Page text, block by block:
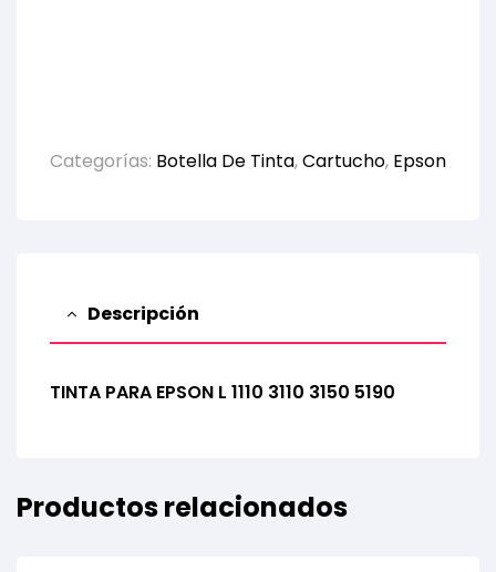
Categorías: Botella De Tinta,Cartucho, Epson
Descripción
TINTA PARA EPSON L 1110 3110 3150 5190
Productos relacionados